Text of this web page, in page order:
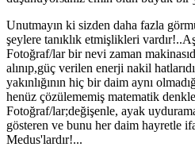
Unutmayın ki sizden daha fazla
şeylere tanıklık etmişlikleri
Fotoğraf/lar bir nevi zaman
alınıp,güç verilen enerji nakil
yakınlığının hiç bir daim aynı
henüz çözülememiş matematik
Fotoğraf/lar;değişenle, ayak
gösteren ve bunu her daim hayretle
Medus'lardır!...